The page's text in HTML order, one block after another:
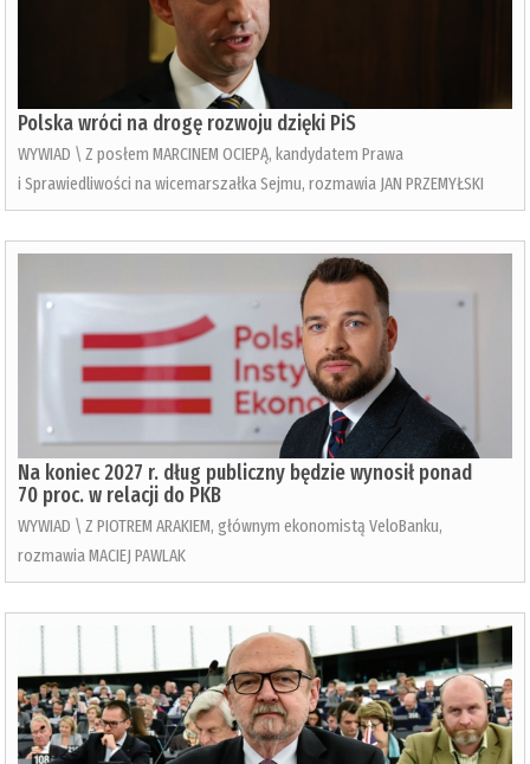
Polska wróci na drogę rozwoju dzięki PiS
WYWIAD \ Z posłem MARCINEM OCIEPĄ, kandydatem Prawa
i Sprawiedliwości na wicemarszałka Sejmu, rozmawia JAN PRZEMYŁSKI
Na koniec 2027 r. dług publiczny będzie wynosił ponad
70 proc. w relacji do PKB
WYWIAD \ Z PIOTREM ARAKIEM, głównym ekonomistą VeloBanku,
rozmawia MACIEJ PAWLAK